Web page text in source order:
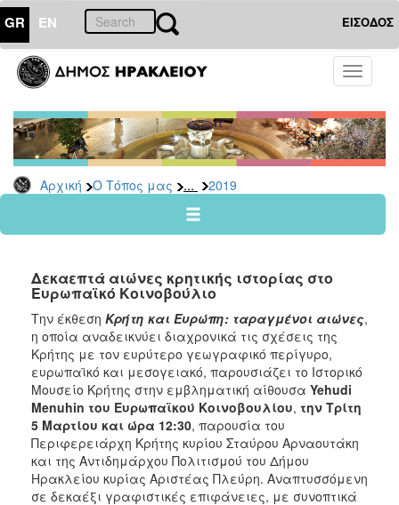
GR EN ΕΙΣΟΔΟΣ
Toggle
Αρχική Ο Τόπος μας ... 2019
ΤΟΠΟΣ
ΜΑΣ
Ανακοινώσεις
Αρχείο
2026
2024
2022
2021
2020
2019
2018
2017
2016
2015
2012
Δεκαεπτά αιώνες κρητικής ιστορίας στο
Ευρωπαϊκό Κοινοβούλιο
Την έκθεση Κρήτη και Eυρώπη: ταραγμένοι αιώνες,
η οποία αναδεικνύει διαχρονικά τις σχέσεις της
Κρήτης με τον ευρύτερο γεωγραφικό περίγυρο,
ευρωπαϊκό και μεσογειακό, παρουσιάζει το Ιστορικό
Μουσείο Κρήτης στην εμβληματική αίθουσα Yehudi
Menuhin του Ευρωπαϊκού Κοινοβουλίου, την Τρίτη
5 Μαρτίου και ώρα 12:30, παρουσία του
Περιφερειάρχη Κρήτης κυρίου Σταύρου Αρναουτάκη
και της Αντιδημάρχου Πολιτισμού του Δήμου
Ηρακλείου κυρίας Αριστέας Πλεύρη. Αναπτυσσόμενη
σε δεκαέξι γραφιστικές επιφάνειες, με συνοπτικά